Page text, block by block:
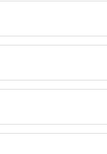
Vimianzo
–